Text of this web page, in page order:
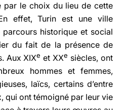
par le choix du lieu de cette
effet, Turin est une ville
historique et social
du fait de la présence de
Aux XIXe et XXe siècles, ont
hommes et femmes,
laïcs, certains d’entre
qui ont témoigné par leur vie